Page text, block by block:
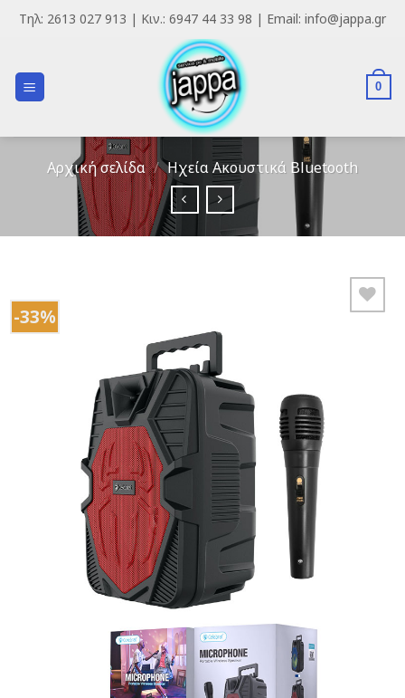
SkipΤηλ: 2613 027 913 | Κιν.: 6947 44 33 98 | Email: info@jappa.gr
0
Αρχική σελίδα / Ηχεία Ακουστικά Bluetooth
-33%